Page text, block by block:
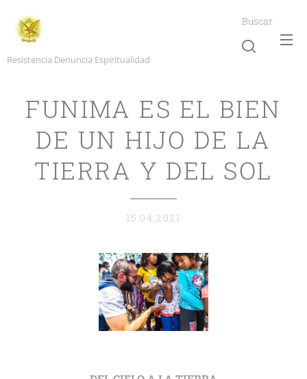
Resistencia Denuncia Espiritualidad
Buscar
FUNIMA ES EL BIEN
DE UN HIJO DE LA
TIERRA Y DEL SOL
15.04.2021